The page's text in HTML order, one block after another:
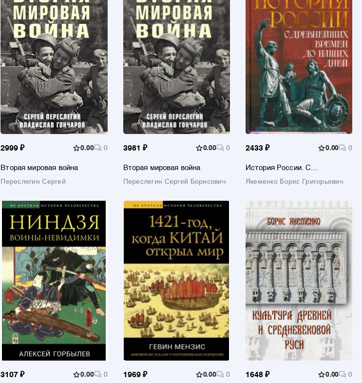
2999 ₽ 0.00 0
Вторая мировая война
Переслегин Сергей
3981 ₽ 0.00 0
Вторая мировая война
Переслегин Сергей Борисович
2433 ₽ 0.00 0
История России. С
дней
Якеменко Борис Григорьевич
3107 ₽ 0.00 0 1969 ₽ 0.00 0 1648 ₽ 0.00 0